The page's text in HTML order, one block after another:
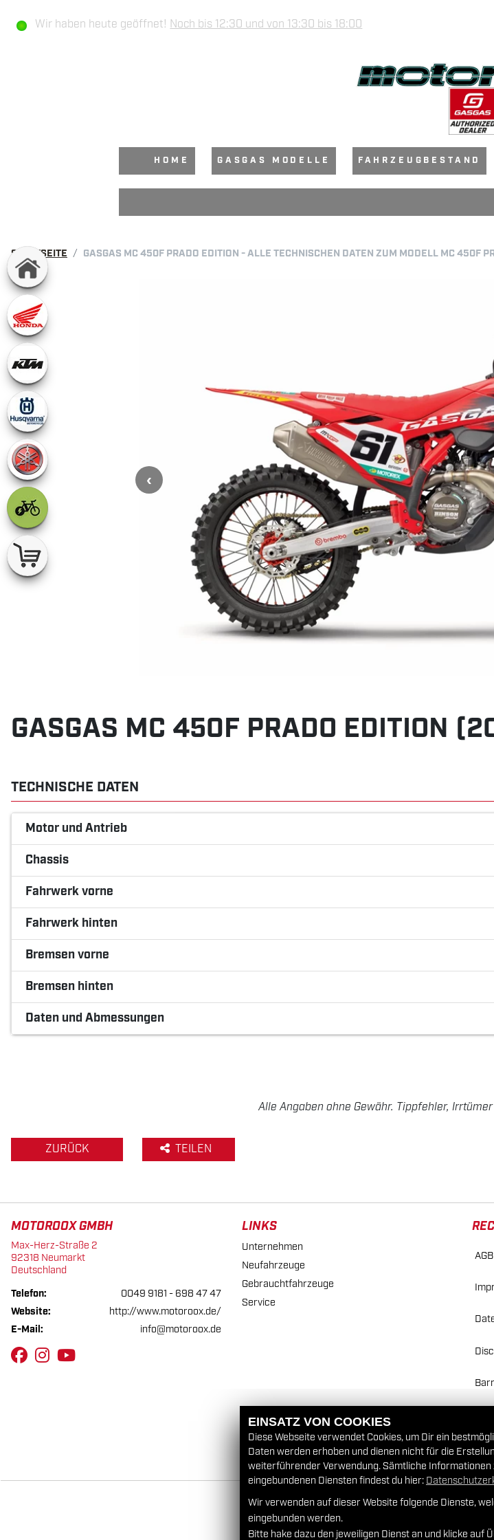
Wir haben heute geöffnet! Noch bis 12:30 und von 13:30 bis 18:00
HOME GASGAS MODELLE FAHRZEUGBESTAND
STARTSEITE GASGAS MC 450F PRADO EDITION - ALLE TECHNISCHEN DATEN ZUM MODELL MC 450F
GASGAS MC 450F PRADO EDITION
TECHNISCHE DATEN
Motor und Antrieb
Chassis
Fahrwerk vorne
Fahrwerk hinten
Bremsen vorne
Bremsen hinten
Daten und Abmessungen
Alle Angaben ohne Gewähr. Tippfehler,
ZURÜCK TEILEN
MOTOROOX GMBH
Max-Herz-Straße 2
92318 Neumarkt
Deutschland
Telefon:
0049 9181 - 698 47 47
Website:
http://www.motoroox.de/
E-Mail:
info@motoroox.de
LINKS
Unternehmen
Neufahrzeuge
Gebrauchtfahrzeuge
Service
AGB
EINSATZ VON COOKIES
Diese Webseite verwendet Cookies, um Dir ein
Daten werden erhoben und dienen nicht für die
weiterführender Verwendung. Sämtliche Informationen
eingebundenen Diensten findest du hier:
Wir verwenden auf dieser Website folgende Dienste,
eingebunden werden.
Bitte hake dazu den jeweiligen Dienst an und klicke auf